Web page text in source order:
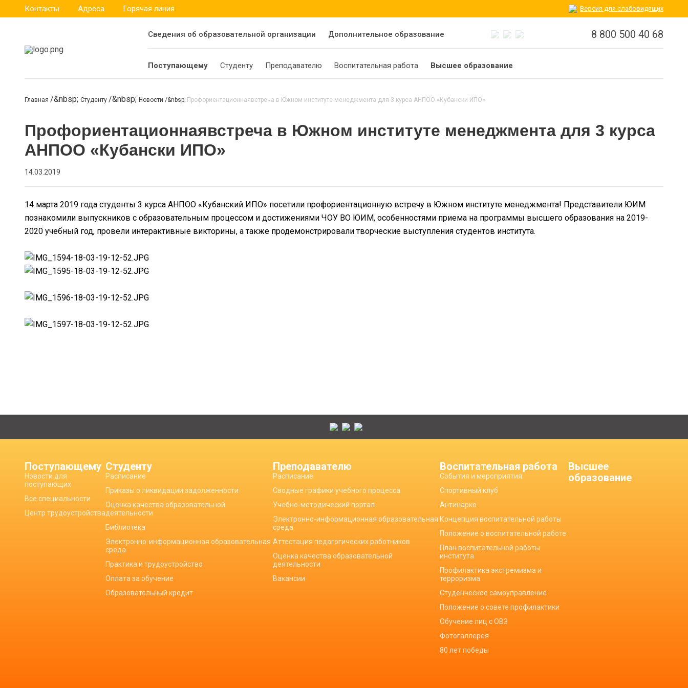
Контакты Адреса Горячая линия Версия для слабовидящих
Сведения об образовательной организации Дополнительное образование 8 800 500 40 68
Поступающему Студенту Преподавателю Воспитательная работа Высшее образование
Главная Студенту Новости Профориентационнаявстреча в Южном институте менеджмента для 3 курса АНПОО «Кубански ИПО»
Профориентационнаявстреча в Южном институте менеджмента для 3 курса
АНПОО «Кубански ИПО»
14.03.2019
14 марта 2019 года студенты 3 курса АНПОО «Кубанский ИПО» посетили профориентационную встречу в Южном институте менеджмента! Представители ЮИМ
познакомили выпускников с образовательным процессом и достижениями ЧОУ ВО ЮИМ, особенностями приема на программы высшего образования на 2019-
2020 учебный год, провели интерактивные викторины, а также продемонстрировали творческие выступления студентов института.
Поступающему
Новости для
поступающих
Все специальности
Центр трудоустройства
Студенту
Расписание
Приказы о ликвидации задолженности
Оценка качества образовательной
деятельности
Библиотека
Электронно-информационная образовательная
среда
Практика и трудоустройство
Оплата за обучение
Образовательный кредит
Преподавателю
Расписание
Сводные графики учебного процесса
Учебно-методический портал
Электронно-информационная образовательная
среда
Аттестация педагогических работников
Оценка качества образовательной
деятельности
Вакансии
Воспитательная работа
События и мероприятия
Спортивный клуб
Антинарко
Концепция воспитательной работы
Положение о воспитательной работе
План воспитательной работы
института
Профилактика экстремизма и
терроризма
Студенческое самоуправление
Положение о совете профилактики
Обучение лиц с ОВЗ
Фотогаллерея
80 лет победы
Высшее
образование